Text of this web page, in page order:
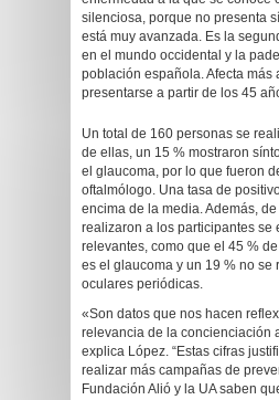
silenciosa, porque no presenta
está muy avanzada. Es la
en el mundo occidental y la
población española. Afecta más
presentarse a partir de los 45
Un total de 160 personas se
de ellas, un 15 % mostraron
el glaucoma, por lo que fueron
oftalmólogo. Una tasa de
encima de la media. Además,
realizaron a los participantes se
relevantes, como que el 45 %
es el glaucoma y un 19 % no se
oculares periódicas.
«Son datos que nos hacen
relevancia de la concienciación
explica López. “Estas cifras
realizar más campañas de
Fundación Alió y la UA saben